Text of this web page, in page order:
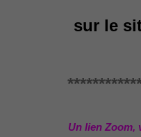
sur le
Un lien Zoom,